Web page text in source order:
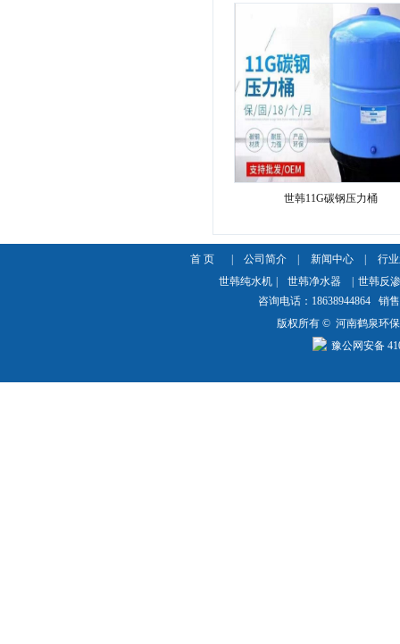
世韩11G碳钢压力桶
首 页 公司简介 新闻中心
行
世韩纯水机
世韩净水器
世韩反
咨询电话：18638944864 销
版权所有 © 河南鹤泉环
豫公网安备